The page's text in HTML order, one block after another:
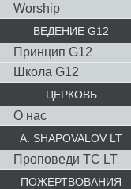
Worship
ВЕДЕНИЕ G12
Принцип G12
Школа G12
ЦЕРКОВЬ
О нас
A. SHAPOVALOV LT
Проповеди TC LT
ПОЖЕРТВОВАНИЯ